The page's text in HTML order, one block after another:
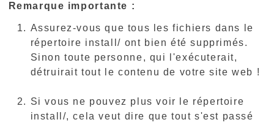
Remarque importante :
Assurez-vous que tous les fichiers dans le
répertoire install/ ont bien été supprimés.
Sinon toute personne, qui l'exécuterait,
détruirait tout le contenu de votre site web !
Si vous ne pouvez plus voir le répertoire
install/, cela veut dire que tout s'est passé